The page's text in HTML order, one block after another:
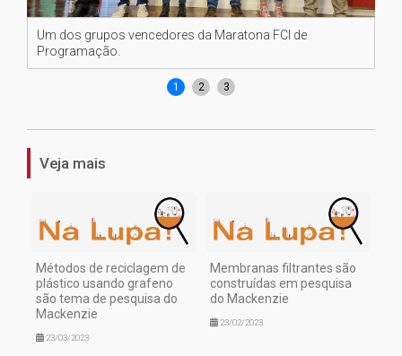
Um dos grupos vencedores da Maratona FCI de
Programação.
1 2 3
Veja mais
Métodos de reciclagem de
plástico usando grafeno
são tema de pesquisa do
Mackenzie
23/03/2023
Membranas filtrantes são
construídas em pesquisa
do Mackenzie
23/02/2023